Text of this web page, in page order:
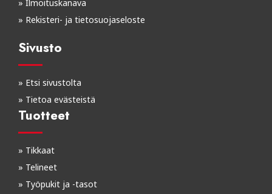
» Ilmoituskanava
» Rekisteri- ja tietosuojaseloste
Sivusto
» Etsi sivustolta
» Tietoa evästeistä
Tuotteet
» Tikkaat
» Telineet
» Työpukit ja -tasot